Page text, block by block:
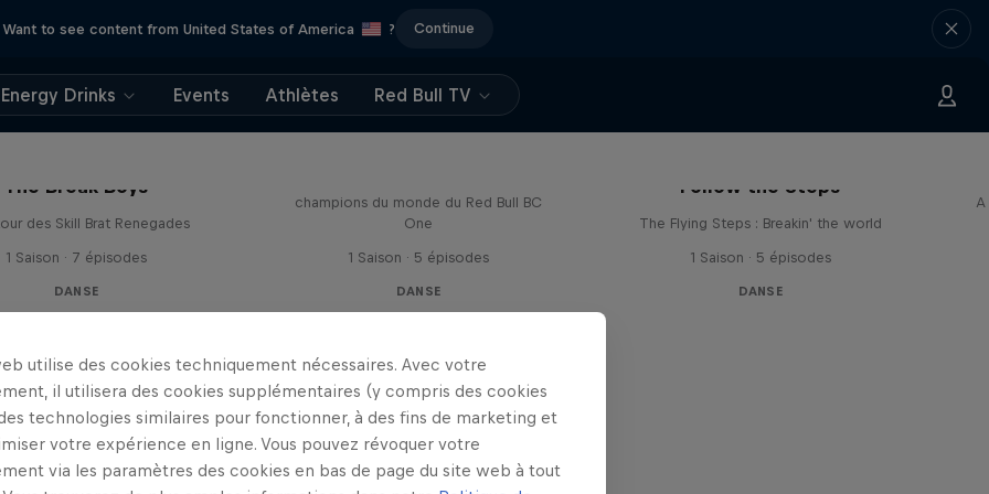
Want to see content from United States of America ? Continue
Energy Drinks Events Athlètes Red Bull TV
The Break Boys
des Skill Brat Renegades
1 Saison · 7 épisodes
DANSE
champions du monde du Red Bull BC
One
1 Saison · 5 épisodes
DANSE
Follow the Steps
The Flying Steps : Breakin' the world
1 Saison · 5 épisodes
DANSE
utilise des cookies techniquement nécessaires. Avec votre
il utilisera des cookies supplémentaires (y compris des cookies
technologies similaires pour fonctionner, à des fins de marketing et
votre expérience en ligne. Vous pouvez révoquer votre
via les paramètres des cookies en bas de page du site web à tout